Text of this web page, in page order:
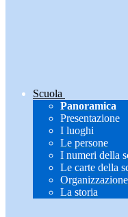
Scuola
Panoramica
Presentazione
I luoghi
Le persone
I numeri della
Le carte della
Organizzazione
La storia